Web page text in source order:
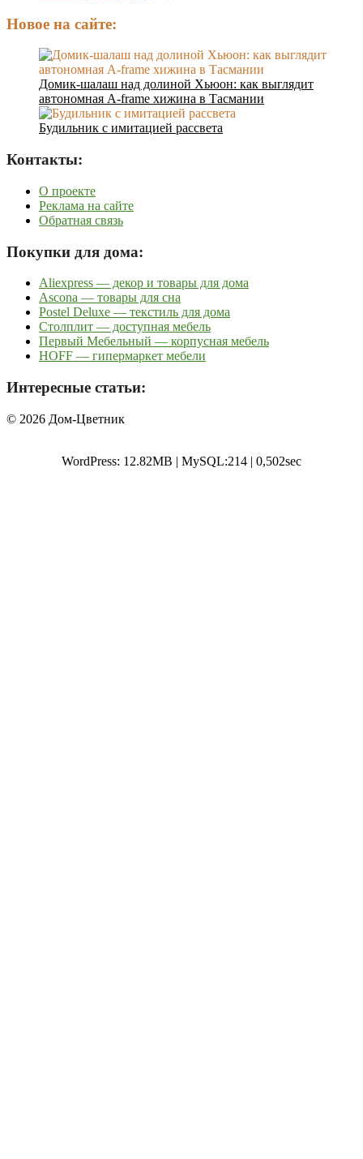
Новое на сайте:
Домик-шалаш над долиной Хьюон: как выглядит
автономная A-frame хижина в Тасмании
Будильник с имитацией рассвета
Контакты:
О проекте
Реклама на сайте
Обратная связь
Покупки для дома:
Aliexpress — декор и товары для дома
Ascona — товары для сна
Postel Deluxe — текстиль для дома
Столплит — доступная мебель
Первый Мебельный — корпусная мебель
HOFF — гипермаркет мебели
Интересные статьи:
© 2026 Дом-Цветник
WordPress: 12.82MB | MySQL:214 | 0,502sec